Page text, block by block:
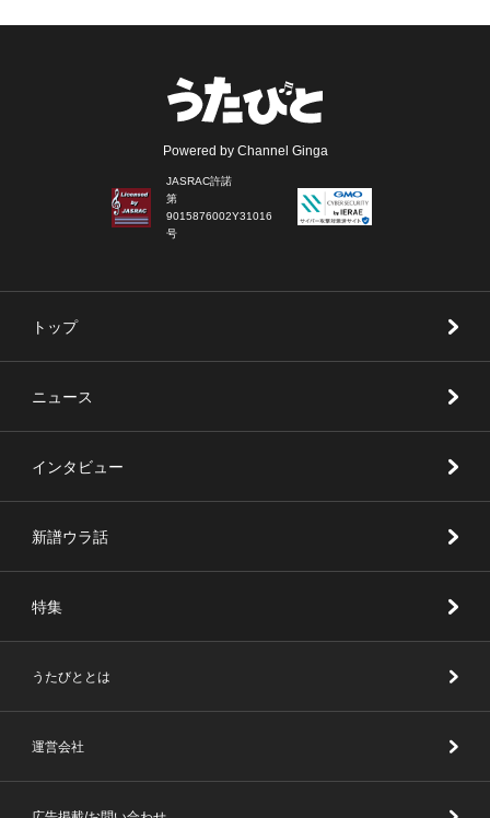
Powered by Channel Ginga
JASRAC許諾
第
9015876002Y31016
号
トップ
ニュース
インタビュー
新譜ウラ話
特集
うたびととは
運営会社